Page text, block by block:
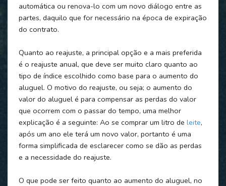
automática ou renova-lo com um novo diálogo entre as
partes, daquilo que for necessário na época de expiração
do contrato.
Quanto ao reajuste, a principal opção e a mais preferida
é o reajuste anual, que deve ser muito claro quanto ao
tipo de índice escolhido como base para o aumento do
aluguel. O motivo do reajuste, ou seja; o aumento do
valor do aluguel é para compensar as perdas do valor
que ocorrem com o passar do tempo, uma melhor
explicação é a seguinte: Ao se comprar um litro de leite,
após um ano ele terá um novo valor, portanto é uma
forma simplificada de esclarecer como se dão as perdas
e a necessidade do reajuste.
O que pode ser feito quanto ao aumento do aluguel, no